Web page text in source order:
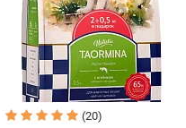
(20)